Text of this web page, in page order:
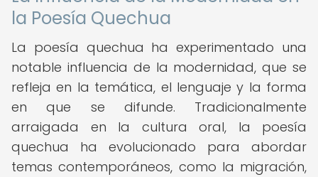
la Poesía Quechua
La poesía quechua ha experimentado una
notable influencia de la modernidad, que se
refleja en la temática, el lenguaje y la forma
en que se difunde. Tradicionalmente
arraigada en la cultura oral, la poesía
quechua ha evolucionado para abordar
temas contemporáneos, como la migración,